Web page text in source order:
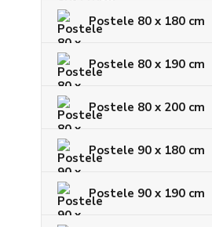
Postele 80 x 180 cm
Postele 80 x 190 cm
Postele 80 x 200 cm
Postele 90 x 180 cm
Postele 90 x 190 cm